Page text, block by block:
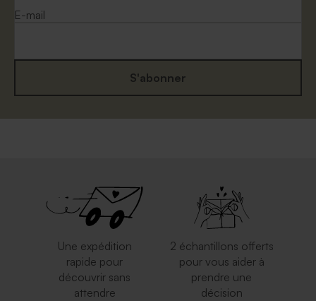
E-mail
S'abonner
Une expédition
rapide pour
découvrir sans
attendre
2 échantillons offerts
pour vous aider à
prendre une
décision